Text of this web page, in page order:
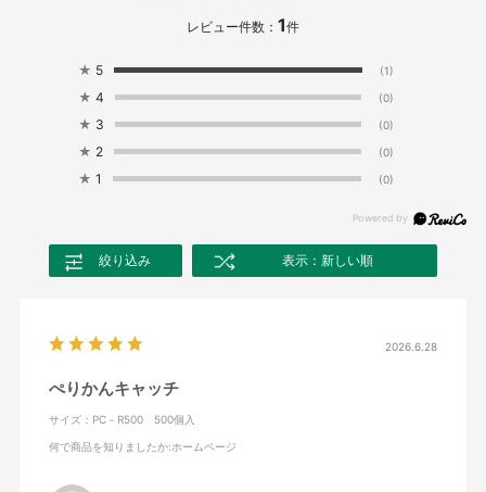
レビュー件数： 1件
★ 5 (1)
★ 4 (0)
★ 3 (0)
★ 2 (0)
★ 1 (0)
絞り込み 表示：新しい順
2026.6.28
ぺりかんキャッチ
サイズ：PC－R500 500個入
何で商品を知りましたか:ホームページ